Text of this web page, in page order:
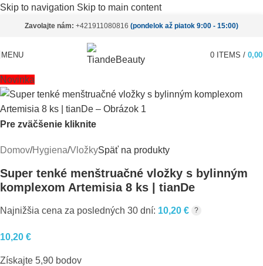
Skip to navigation Skip to main content
Zavolajte nám: +421911080816 (pondelok až piatok 9:00 - 15:00)
MENU 0 ITEMS /
Novinka
Pre zväčšenie kliknite
Domov/Hygiena/VložkySpäť na produkty
Super tenké menštruačné vložky s bylinným
komplexom Artemisia 8 ks | tianDe
Najnižšia cena za posledných 30 dní: 10,20 € ?
10,20 €
Získajte 5,90 bodov